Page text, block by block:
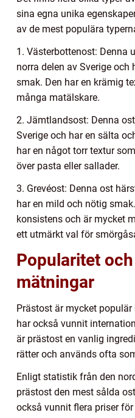
sina egna unika
av de mest populära
1. Västerbottenost: Denna
norra delen av Sverige och
smak. Den har en krämig
många matälskare.
2. Jämtlandsost: Denna
Sverige och har en sälta
har en något torr textur
över pasta eller sallader.
3. Grevéost: Denna ost
har en mild och nötig
konsistens och är mycket
ett utmärkt val för
Popularitet
mätningar
Prästost är mycket
har också vunnit
är prästost en vanlig
rätter och används ofta
Enligt statistik från den
prästost den mest sålda
också vunnit flera priser